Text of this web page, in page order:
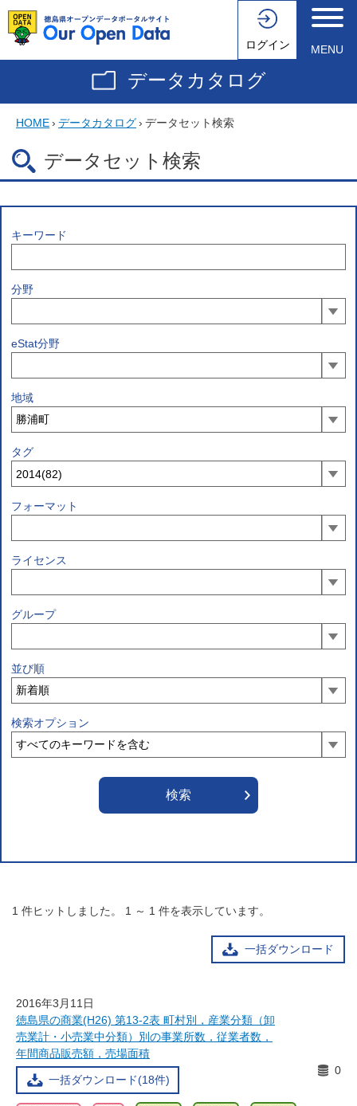
ログイン MENU
データカタログ
HOME› データカタログ› データセット検索
データセット検索
キーワード
分野
eStat分野
地域
タグ
フォーマット
ライセンス
グループ
並び順
検索オプション
1 件ヒットしました。 1 ～ 1 件を表示しています。
一括ダウンロード
2016年3月11日
徳島県の商業(H26) 第13-2表 町村別，産業分類（卸
売業計・小売業中分類）別の事業所数，従業者数，
年間商品販売額，売場面積
一括ダウンロード(18件)
0